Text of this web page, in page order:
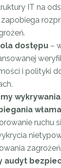
IT na
dostępu –
i polityki
ruchu
zagrożeń.
audyt